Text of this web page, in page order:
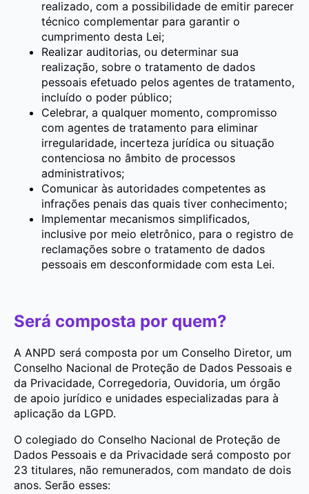
realizado, com a possibilidade de emitir parecer
técnico complementar para garantir o
cumprimento desta Lei;
Realizar auditorias, ou determinar sua
realização, sobre o tratamento de dados
pessoais efetuado pelos agentes de tratamento,
incluído o poder público;
Celebrar, a qualquer momento, compromisso
com agentes de tratamento para eliminar
irregularidade, incerteza jurídica ou situação
contenciosa no âmbito de processos
administrativos;
Comunicar às autoridades competentes as
infrações penais das quais tiver conhecimento;
Implementar mecanismos simplificados,
inclusive por meio eletrônico, para o registro de
reclamações sobre o tratamento de dados
pessoais em desconformidade com esta Lei.
Será composta por quem?
A ANPD será composta por um Conselho Diretor, um
Conselho Nacional de Proteção de Dados Pessoais e
da Privacidade, Corregedoria, Ouvidoria, um órgão
de apoio jurídico e unidades especializadas para à
aplicação da LGPD.
O colegiado do Conselho Nacional de Proteção de
Dados Pessoais e da Privacidade será composto por
23 titulares, não remunerados, com mandato de dois
anos. Serão esses: